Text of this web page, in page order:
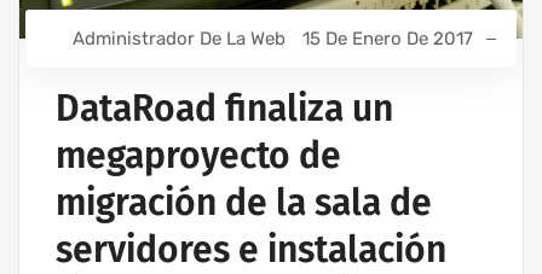
Administrador De La Web 15 De Enero De 2017
DataRoad finaliza un
megaproyecto de
migración de la sala de
servidores e instalación